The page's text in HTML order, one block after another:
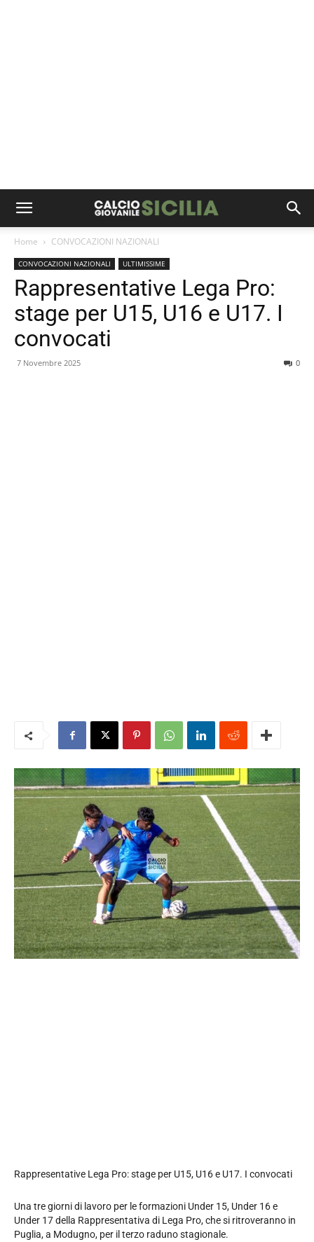
Home CONVOCAZIONI NAZIONALI
CONVOCAZIONI NAZIONALI ULTIMISSIME
Rappresentative Lega Pro:
stage per U15, U16 e U17. I
convocati
7 Novembre 2025 0
Rappresentative Lega Pro: stage per U15, U16 e U17. I convocati
Una tre giorni di lavoro per le formazioni Under 15, Under 16 e
Under 17 della Rappresentativa di Lega Pro, che si ritroveranno in
Puglia, a Modugno, per il terzo raduno stagionale.